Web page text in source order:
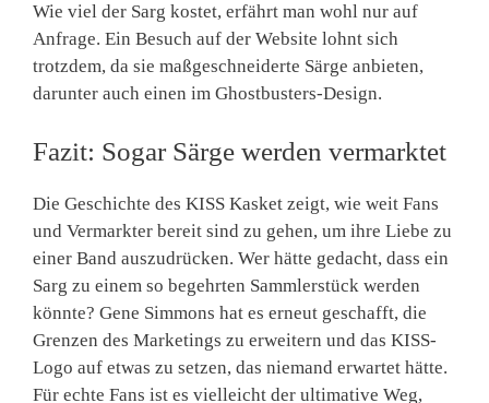
Wie viel der Sarg kostet, erfährt man wohl nur auf
Anfrage. Ein Besuch auf der Website lohnt sich
trotzdem, da sie maßgeschneiderte Särge anbieten,
darunter auch einen im Ghostbusters-Design.
Fazit: Sogar Särge werden vermarktet
Die Geschichte des KISS Kasket zeigt, wie weit Fans
und Vermarkter bereit sind zu gehen, um ihre Liebe zu
einer Band auszudrücken. Wer hätte gedacht, dass ein
Sarg zu einem so begehrten Sammlerstück werden
könnte? Gene Simmons hat es erneut geschafft, die
Grenzen des Marketings zu erweitern und das KISS-
Logo auf etwas zu setzen, das niemand erwartet hätte.
Für echte Fans ist es vielleicht der ultimative Weg,